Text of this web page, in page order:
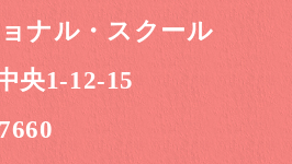
ナル・スクール
央1-12-15